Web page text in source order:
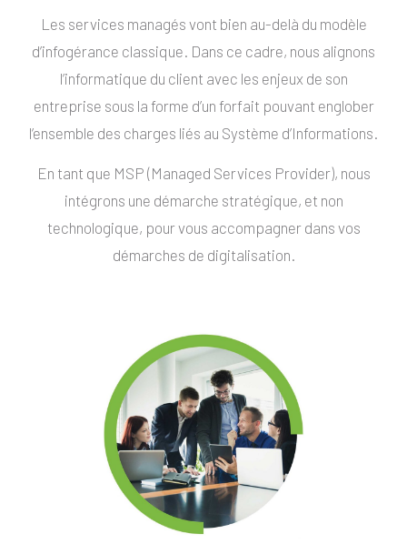
Les services managés vont bien au-delà du modèle
d’infogérance classique. Dans ce cadre, nous alignons
l’informatique du client avec les enjeux de son
entreprise sous la forme d’un forfait pouvant englober
l’ensemble des charges liés au Système d’Informations.
En tant que MSP (Managed Services Provider), nous
intégrons une démarche stratégique, et non
technologique, pour vous accompagner dans vos
démarches de digitalisation.